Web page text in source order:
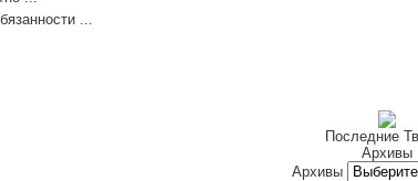
...
Последние
Архивы
Архивы